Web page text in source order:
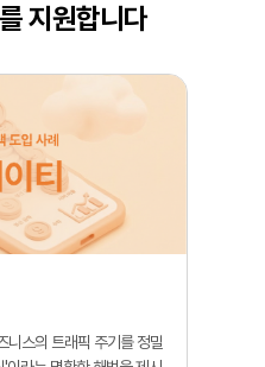
지원합니다
니스의 트래픽 주기를 정밀